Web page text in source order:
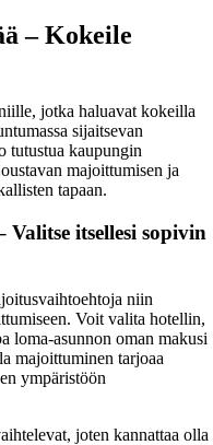
– Kokeile
jotka haluavat kokeilla
sijaitsevan
tutustua kaupungin
majoittumisen ja
tapaan.
itsellesi sopivin
niin
Voit valita hotellin,
loma-asunnon oman makusi
majoittuminen tarjoaa
ympäristöön
joten kannattaa olla